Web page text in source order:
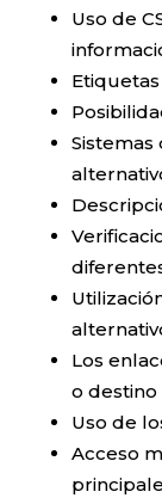
Uso de
Sistemas
Los
o
Uso de
Acceso